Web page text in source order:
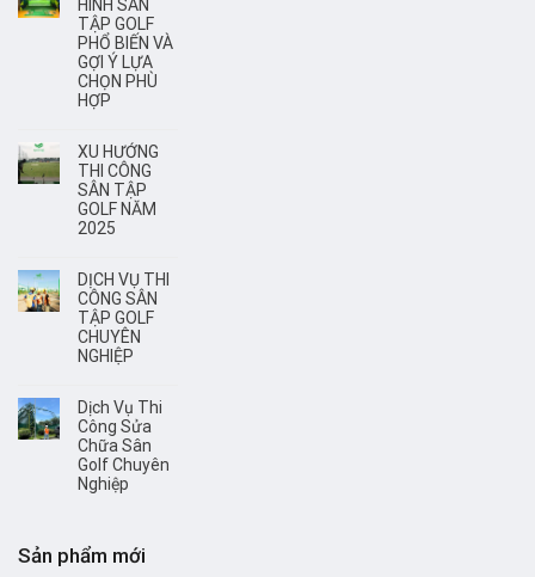
HÌNH SÂN
TẬP GOLF
PHỔ BIẾN VÀ
GỢI Ý LỰA
CHỌN PHÙ
HỢP
XU HƯỚNG
THI CÔNG
SÂN TẬP
GOLF NĂM
2025
DỊCH VỤ THI
CÔNG SÂN
TẬP GOLF
CHUYÊN
NGHIỆP
Dịch Vụ Thi
Công Sửa
Chữa Sân
Golf Chuyên
Nghiệp
Sản phẩm mới